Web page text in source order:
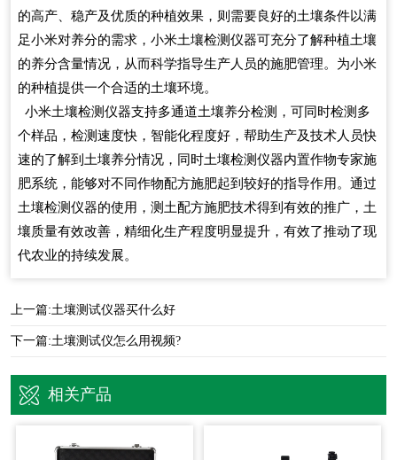
的高产、稳产及优质的种植效果，则需要良好的土壤条件以满
足小米对养分的需求，小米土壤检测仪器可充分了解种植土壤
的养分含量情况，从而科学指导生产人员的施肥管理。为小米
的种植提供一个合适的土壤环境。
小米土壤检测仪器支持多通道土壤养分检测，可同时检测多
个样品，检测速度快，智能化程度好，帮助生产及技术人员快
速的了解到土壤养分情况，同时土壤检测仪器内置作物专家施
肥系统，能够对不同作物配方施肥起到较好的指导作用。通过
土壤检测仪器的使用，测土配方施肥技术得到有效的推广，土
壤质量有效改善，精细化生产程度明显提升，有效了推动了现
代农业的持续发展。
上一篇:土壤测试仪器买什么好
下一篇:土壤测试仪怎么用视频?
相关产品